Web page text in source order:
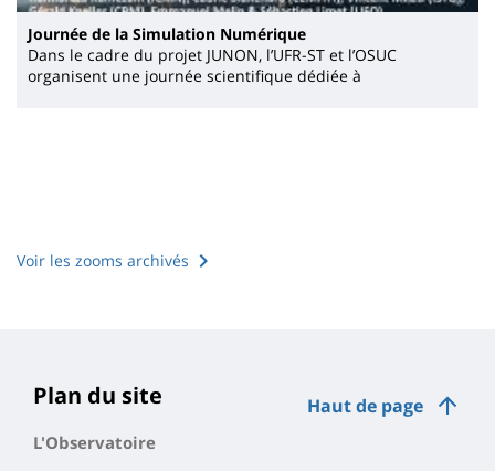
Journée de la Simulation Numérique
Dans le cadre du projet JUNON, l’UFR-ST et l’OSUC
organisent une journée scientifique dédiée à
Voir les zooms archivés
Haut de page
Plan du site
L'Observatoire